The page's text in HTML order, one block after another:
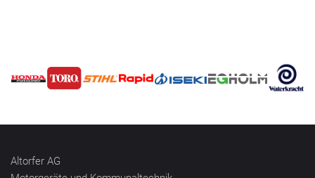
Altorfer AG